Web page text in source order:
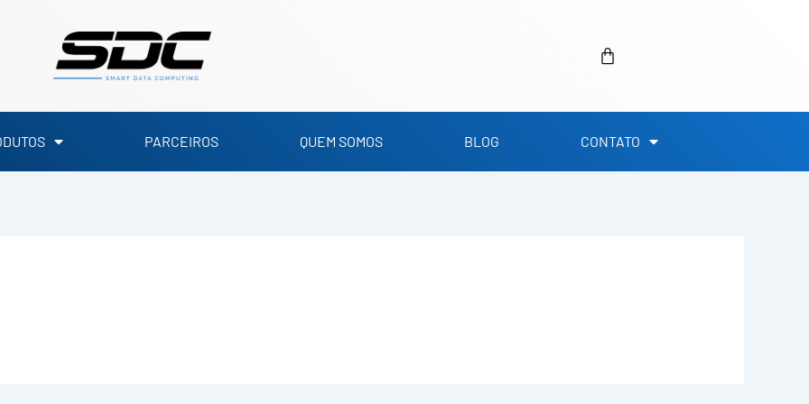
Carrinho
PARCEIROS QUEM SOMOS BLOG CONTATO